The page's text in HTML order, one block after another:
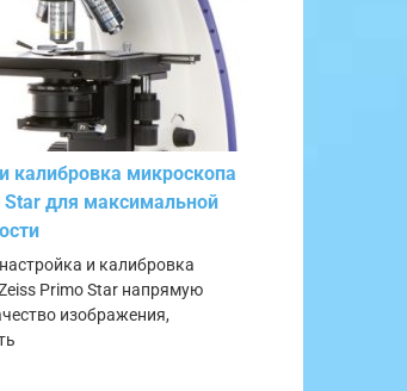
калибровка микроскопа
Star для максимальной
и калибровка
Primo Star напрямую
изображения,